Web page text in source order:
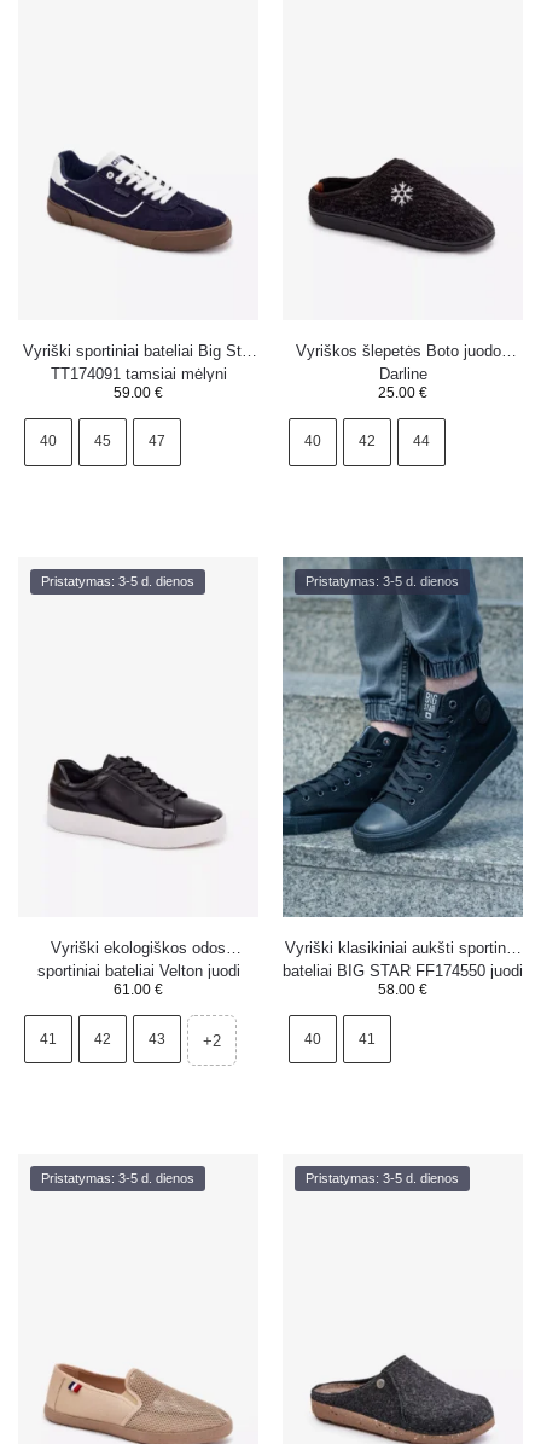
Vyriški sportiniai bateliai Big Star
TT174091 tamsiai mėlyni
59.00 €
40 45 47
Vyriškos šlepetės Boto juodos
Darline
25.00 €
40 42 44
Pristatymas: 3-5 d. dienos
Vyriški ekologiškos odos
sportiniai bateliai Velton juodi
61.00 €
41 42 43 +2
Pristatymas: 3-5 d. dienos
Vyriški klasikiniai aukšti sportiniai
bateliai BIG STAR FF174550 juodi
58.00 €
40 41
Pristatymas: 3-5 d. dienos Pristatymas: 3-5 d. dienos